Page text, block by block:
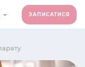
ЗАПИСАТИСЯ